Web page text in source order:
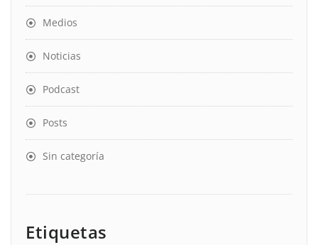
Medios
Noticias
Podcast
Posts
Sin categoría
Etiquetas